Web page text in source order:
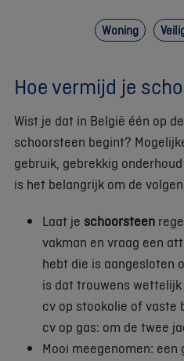
Woning
Hoe vermijd je
Wist je dat in België één op
schoorsteen begint?
gebruik, gebrekkig
is het belangrijk om de
Laat je schoorsteen
vakman en vraag een
hebt die is aangesloten
is dat trouwens
cv op stookolie of vaste
cv op gas: om de twee
Mooi meegenomen: een